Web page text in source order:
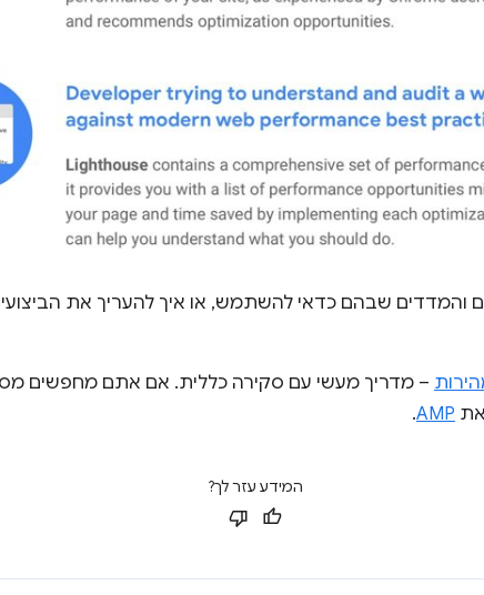
והמדדים שבהם כדאי להשתמש, או איך להעריך את
– מדריך מעשי עם סקירה כללית. אם אתם מחפשים
AMP
.
המידע עזר לך?